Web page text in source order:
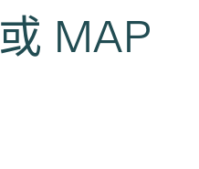
MAP